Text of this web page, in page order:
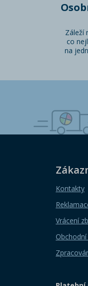
Záleží
co
na
Kontakty
Vrácení